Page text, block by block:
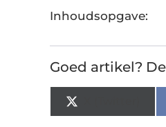
Inhoudsopgave:
Goed artikel?